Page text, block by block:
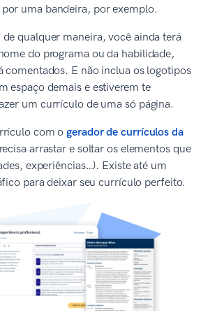
uma bandeira, por exemplo.
de qualquer maneira, você ainda terá
do programa ou da habilidade,
comentados. E não inclua os logotipos
espaço demais e estiverem te
um currículo de uma só página.
com ogerador de currículos da
arrastar e soltar os elementos que
experiências…). Existe até um
para deixar seu currículo perfeito.